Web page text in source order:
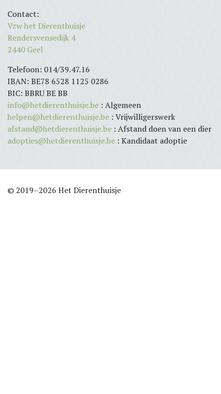
Contact:
Vzw het Dierenthuisje
Rendersvensedijk 4
2440 Geel
Telefoon: 014/39.47.16
IBAN: BE78 6528 1125 0286
BIC: BBRU BE BB
info@hetdierenthuisje.be : Algemeen
helpen@hetdierenthuisje.be : Vrijwilligerswerk
afstand@hetdierenthuisje.be : Afstand doen van een dier
adopties@hetdierenthuisje.be : Kandidaat adoptie
© 2019–2026 Het Dierenthuisje